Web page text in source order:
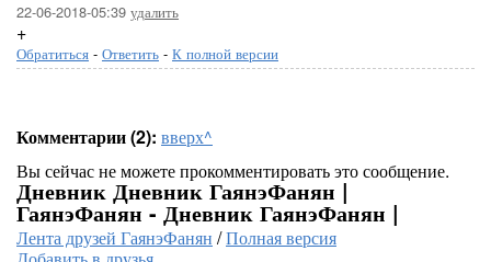
22-06-2018-05:39 удалить
+
Обратиться - Ответить - К полной версии
Комментарии (2): вверх^
Вы сейчас не можете прокомментировать это сообщение.
Дневник Дневник ГаянэФанян |
ГаянэФанян - Дневник ГаянэФанян |
Лента друзей ГаянэФанян /Полная версия